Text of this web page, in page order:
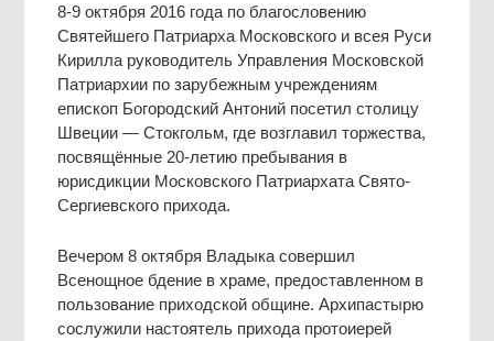
8-9 октября 2016 года по благословению
Святейшего Патриарха Московского и всея Руси
Кирилла руководитель Управления Московской
Патриархии по зарубежным учреждениям
епископ Богородский Антоний посетил столицу
Швеции — Стокгольм, где возглавил торжества,
посвящённые 20-летию пребывания в
юрисдикции Московского Патриархата Свято-
Сергиевского прихода.
Вечером 8 октября Владыка совершил
Всенощное бдение в храме, предоставленном в
пользование приходской общине. Архипастырю
сослужили настоятель прихода протоиерей